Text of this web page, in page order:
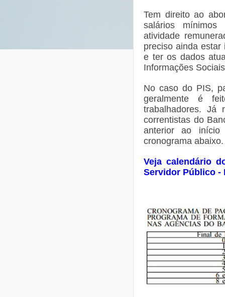
Tem direito ao
salários
atividade
preciso ainda
e ter os dados
Informações
No caso do PIS,
geralmente é
trabalhadores.
correntistas do
anterior ao início
cronograma abaixo.
Veja calendário
Servidor Público -